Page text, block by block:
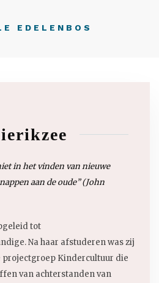
EDELENBOS
in het vinden van nieuwe
aan de oude” (John
tot
Na haar afstuderen was zij
Kindercultuur die
van achterstanden van